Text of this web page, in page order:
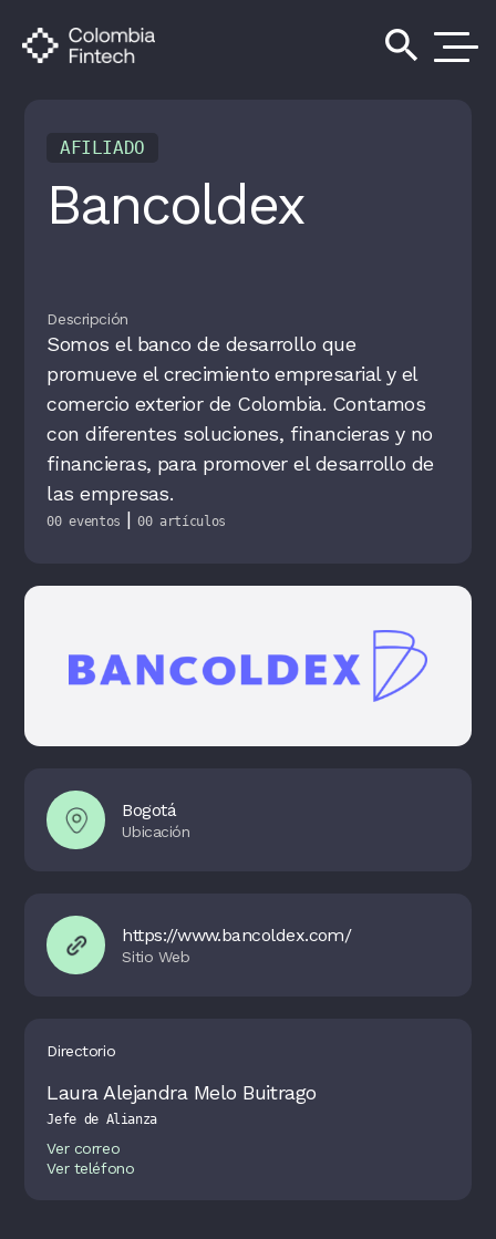
search
Bogotá
https://www.bancoldex.com/
Directorio
Laura Alejandra Melo Buitrago
Jefe de Alianza
Ver correo
Ver teléfono
AFILIADO
Bancoldex
Descripción
Somos el banco de desarrollo que
promueve el crecimiento empresarial y el
comercio exterior de Colombia. Contamos
con diferentes soluciones, financieras y no
financieras, para promover el desarrollo de
las empresas.
00 eventos |00 artículos